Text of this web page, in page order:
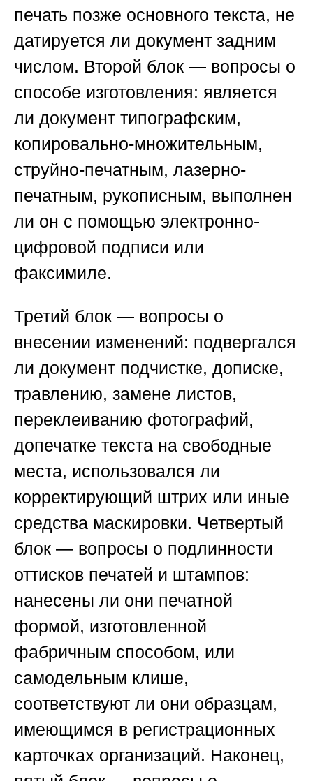
печать позже основного текста, не
датируется ли документ задним
числом. Второй блок — вопросы о
способе изготовления: является
ли документ типографским,
копировально-множительным,
струйно-печатным, лазерно-
печатным, рукописным, выполнен
ли он с помощью электронно-
цифровой подписи или
факсимиле.
Третий блок — вопросы о
внесении изменений: подвергался
ли документ подчистке, дописке,
травлению, замене листов,
переклеиванию фотографий,
допечатке текста на свободные
места, использовался ли
корректирующий штрих или иные
средства маскировки. Четвертый
блок — вопросы о подлинности
оттисков печатей и штампов:
нанесены ли они печатной
формой, изготовленной
фабричным способом, или
самодельным клише,
соответствуют ли они образцам,
имеющимся в регистрационных
карточках организаций. Наконец,